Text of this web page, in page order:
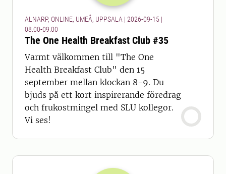
ALNARP, ONLINE, UMEÅ, UPPSALA | 2026-09-15 |
08.00-09.00
The One Health Breakfast Club #35
Varmt välkommen till "The One
Health Breakfast Club" den 15
september mellan klockan 8-9. Du
bjuds på ett kort inspirerande föredrag
och frukostmingel med SLU kollegor.
Vi ses!